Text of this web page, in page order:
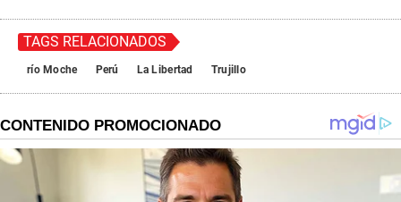
TAGS RELACIONADOS
río Moche Perú La Libertad Trujillo